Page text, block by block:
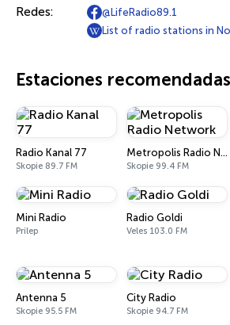
Redes:
@LifeRadio89.1
List of radio stations in
Estaciones recomendadas
Radio Kanal 77
Skopie 89.7 FM
Metropolis Radio Network
Skopie 99.4 FM
Mini Radio
Prilep
Radio Goldi
Veles 103.0 FM
Antenna 5
Skopie 95.5 FM
City Radio
Skopie 94.7 FM